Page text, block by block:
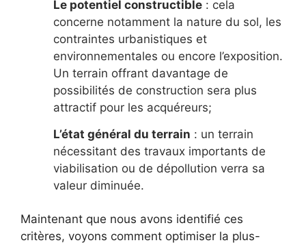
Le potentiel constructible : cela
concerne notamment la nature du sol, les
contraintes urbanistiques et
environnementales ou encore l’exposition.
Un terrain offrant davantage de
possibilités de construction sera plus
attractif pour les acquéreurs;
L’état général du terrain : un terrain
nécessitant des travaux importants de
viabilisation ou de dépollution verra sa
valeur diminuée.
Maintenant que nous avons identifié ces
critères, voyons comment optimiser la plus-